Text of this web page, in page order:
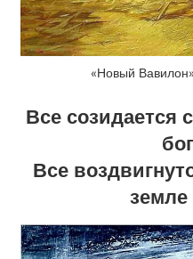
«Новый
Все созидается
Все